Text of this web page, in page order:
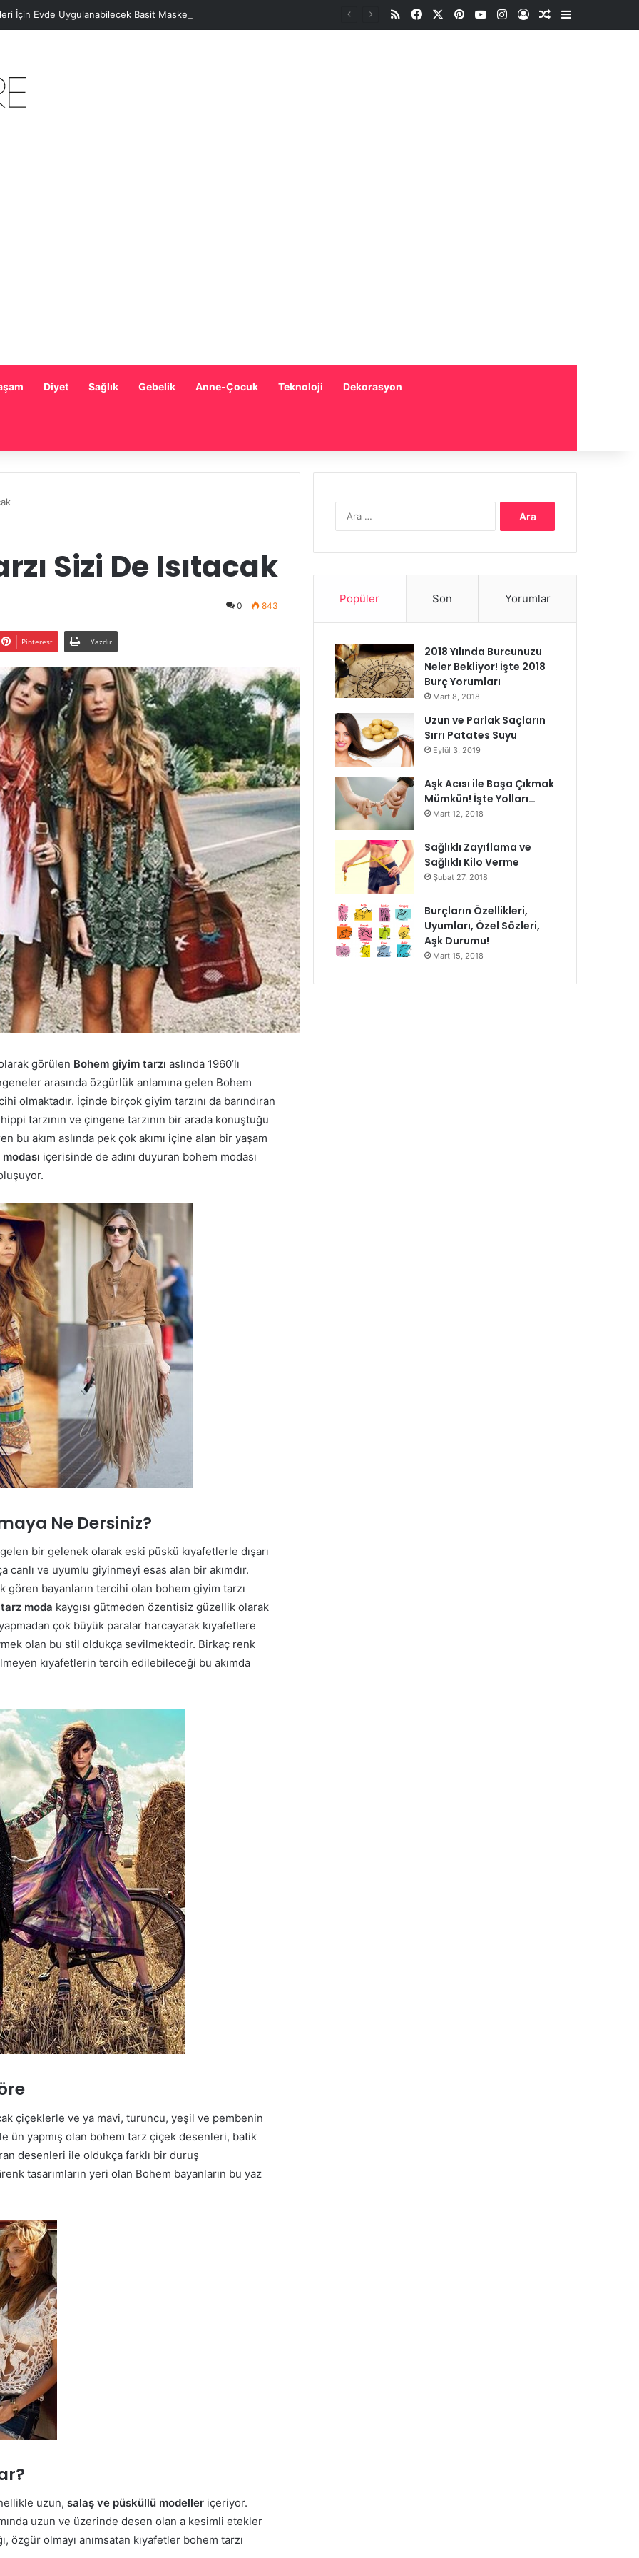
İçin Evde Uygulanabilecek Basit Maskeler RSSFacebookPinterestYouTubeInstagramOturum aç
Rastgele Makale
Kenar
Diyet Sağlık Gebelik Anne-Çocuk Teknoloji Dekorasyon
Sizi De Isıtacak
0 843
Pinterest Yazdır
görülen Bohem giyim tarzı aslında 1960’lı
arasında özgürlük anlamına gelen Bohem
olmaktadır. İçinde birçok giyim tarzını da barındıran
tarzının ve çingene tarzının bir arada konuştuğu
bu akım aslında pek çok akımı içine alan bir yaşam
içerisinde de adını duyuran bohem modası
Ne Dersiniz?
bir gelenek olarak eski püskü kıyafetlerle dışarı
canlı ve uyumlu giyinmeyi esas alan bir akımdır.
gören bayanların tercihi olan bohem giyim tarzı
moda kaygısı gütmeden özentisiz güzellik olarak
çok büyük paralar harcayarak kıyafetlere
olan bu stil oldukça sevilmektedir. Birkaç renk
kıyafetlerin tercih edilebileceği bu akımda
çiçeklerle ve ya mavi, turuncu, yeşil ve pembenin
ün yapmış olan bohem tarz çiçek desenleri, batik
desenleri ile oldukça farklı bir duruş
tasarımların yeri olan Bohem bayanların bu yaz
uzun, salaş ve püsküllü modeller içeriyor.
uzun ve üzerinde desen olan a kesimli etekler
özgür olmayı anımsatan kıyafetler bohem tarzı
Popüler Son Yorumlar
2018 Yılında Burcunuzu
Neler Bekliyor! İşte 2018
Burç Yorumları
Mart 8, 2018
Uzun ve Parlak Saçların
Sırrı Patates Suyu
Eylül 3, 2019
Aşk Acısı ile Başa Çıkmak
Mümkün! İşte Yolları…
Mart 12, 2018
Sağlıklı Zayıflama ve
Sağlıklı Kilo Verme
Şubat 27, 2018
Burçların Özellikleri,
Uyumları, Özel Sözleri,
Aşk Durumu!
Mart 15, 2018